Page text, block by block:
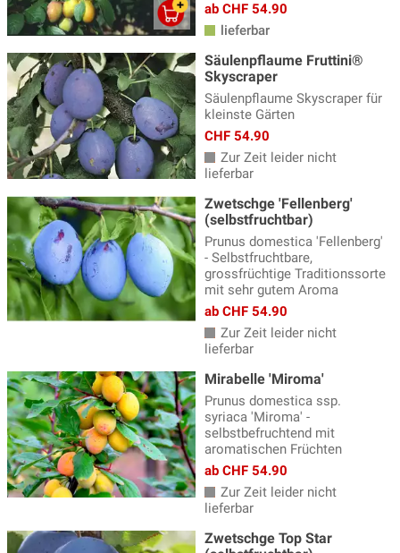
ab CHF 54.90
lieferbar
Säulenpflaume Fruttini®
Skyscraper
Säulenpflaume Skyscraper für
kleinste Gärten
CHF 54.90
Zur Zeit leider nicht
lieferbar
Zwetschge 'Fellenberg'
(selbstfruchtbar)
Prunus domestica 'Fellenberg'
- Selbstfruchtbare,
grossfrüchtige Traditionssorte
mit sehr gutem Aroma
ab CHF 54.90
Zur Zeit leider nicht
lieferbar
Mirabelle 'Miroma'
Prunus domestica ssp.
syriaca 'Miroma' -
selbstbefruchtend mit
aromatischen Früchten
ab CHF 54.90
Zur Zeit leider nicht
lieferbar
Zwetschge Top Star